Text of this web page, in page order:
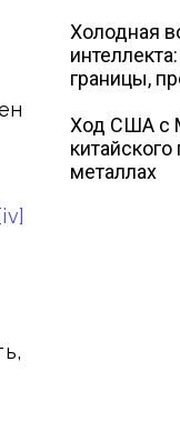
[iv]
Холодная
границы,
Ход США с
металлах